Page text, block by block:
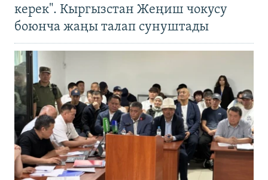
керек". Кыргызстан Жеңиш чокусу
боюнча жаңы талап сунуштады